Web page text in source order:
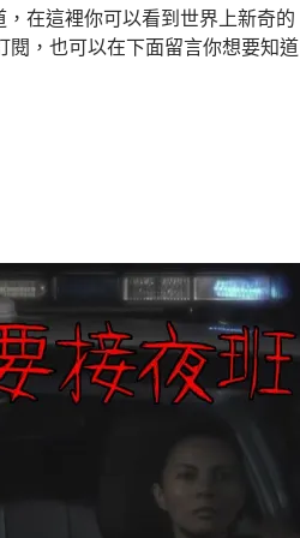
在這裡你可以看到世界上新奇的
閱，也可以在下面留言你想要知道